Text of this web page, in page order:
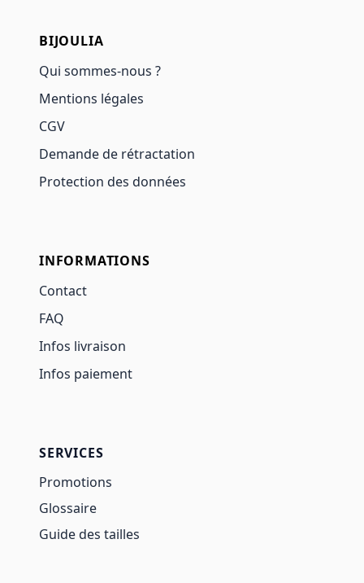
BIJOULIA
Qui sommes-nous ?
Mentions légales
CGV
Demande de rétractation
Protection des données
INFORMATIONS
Contact
FAQ
Infos livraison
Infos paiement
SERVICES
Promotions
Glossaire
Guide des tailles